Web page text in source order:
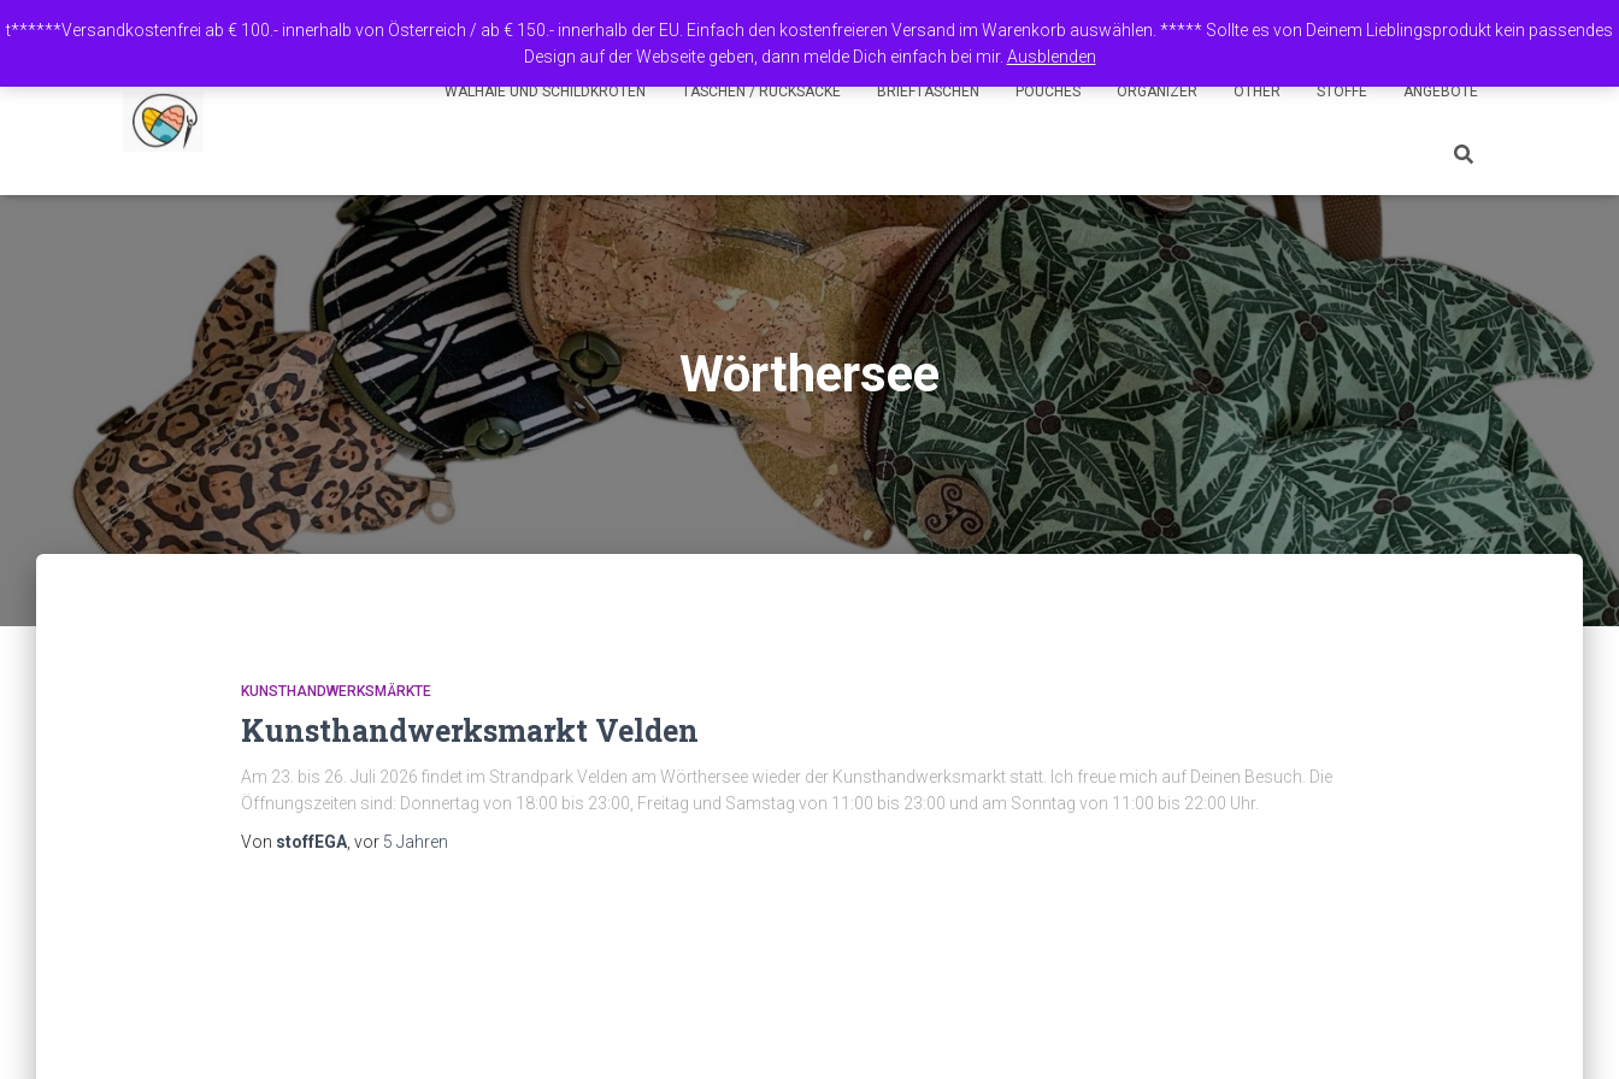
t******Versandkostenfrei ab € 100.- innerhalb von Österreich / ab € 150.- innerhalb der EU. Einfach den kostenfreieren Versand im Warenkorb auswählen. ***** Sollte es von Deinem Lieblingsprodukt kein passendes
Design auf der Webseite geben, dann melde Dich einfach bei mir. Ausblenden
Shop Mein Konto English (UK) Deutsch
WALHAIE UND SCHILDKRÖTEN TASCHEN / RUCKSÄCKE BRIEFTASCHEN POUCHES ORGANIZER OTHER STOFFE ANGEBOTE
Wörthersee
KUNSTHANDWERKSMÄRKTE
Kunsthandwerksmarkt Velden
Am 23. bis 26. Juli 2026 findet im Strandpark Velden am Wörthersee wieder der Kunsthandwerksmarkt statt. Ich freue mich auf Deinen Besuch. Die
Öffnungszeiten sind: Donnertag von 18:00 bis 23:00, Freitag und Samstag von 11:00 bis 23:00 und am Sonntag von 11:00 bis 22:00 Uhr.
Von stoffEGA, vor 5 Jahren